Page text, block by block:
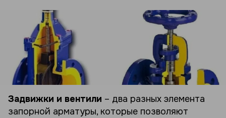
Задвижки и вентили – два разных элемента
запорной арматуры, которые позволяют